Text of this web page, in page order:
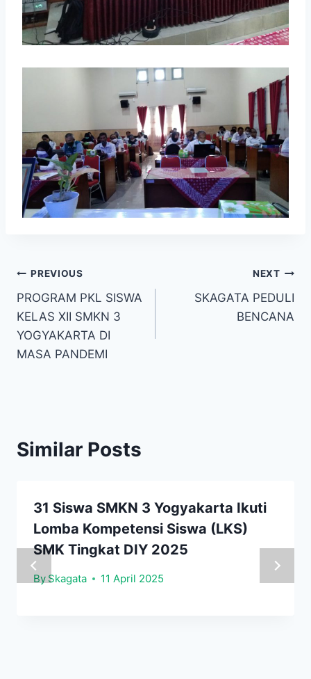
Navigasi
pos
PREVIOUS
PROGRAM PKL SISWA
KELAS XII SMKN 3
YOGYAKARTA DI
MASA PANDEMI
NEXT
SKAGATA PEDULI
BENCANA
Similar Posts
31 Siswa SMKN 3 Yogyakarta Ikuti
Lomba Kompetensi Siswa (LKS)
SMK Tingkat DIY 2025
By Skagata 11 April 2025